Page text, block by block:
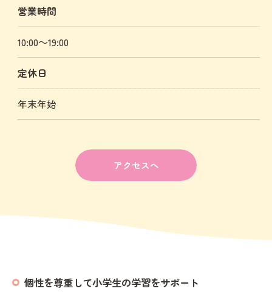
営業時間
10:00～19:00
定休日
年末年始
アクセスへ
個性を尊重して小学生の学習をサポート